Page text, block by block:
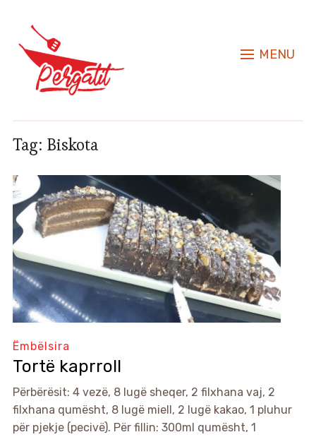
MENU
Tag: Biskota
Ëmbëlsira
Tortë kaprroll
Përbërësit: 4 vezë, 8 lugë sheqer, 2 filxhana vaj, 2
filxhana qumësht, 8 lugë miell, 2 lugë kakao, 1 pluhur
për pjekje (pecivë). Për fillin: 300ml qumësht, 1